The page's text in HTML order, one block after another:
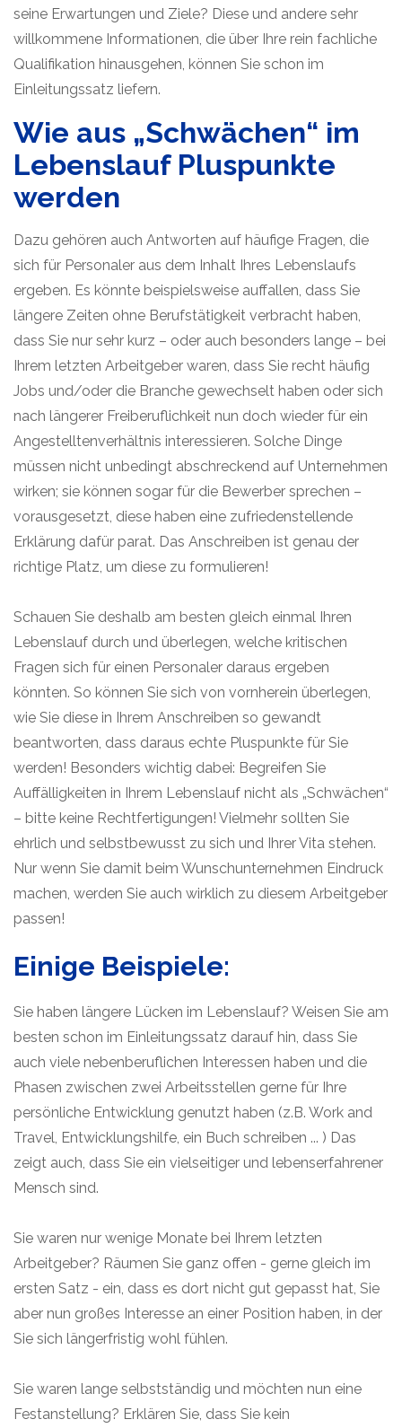
seine Erwartungen und Ziele? Diese und andere sehr
willkommene Informationen, die über Ihre rein fachliche
Qualifikation hinausgehen, können Sie schon im
Einleitungssatz liefern.
Wie aus „Schwächen“ im
Lebenslauf Pluspunkte
werden
Dazu gehören auch Antworten auf häufige Fragen, die
sich für Personaler aus dem Inhalt Ihres Lebenslaufs
ergeben. Es könnte beispielsweise auffallen, dass Sie
längere Zeiten ohne Berufstätigkeit verbracht haben,
dass Sie nur sehr kurz – oder auch besonders lange – bei
Ihrem letzten Arbeitgeber waren, dass Sie recht häufig
Jobs und/oder die Branche gewechselt haben oder sich
nach längerer Freiberuflichkeit nun doch wieder für ein
Angestelltenverhältnis interessieren. Solche Dinge
müssen nicht unbedingt abschreckend auf Unternehmen
wirken; sie können sogar für die Bewerber sprechen –
vorausgesetzt, diese haben eine zufriedenstellende
Erklärung dafür parat. Das Anschreiben ist genau der
richtige Platz, um diese zu formulieren!
Schauen Sie deshalb am besten gleich einmal Ihren
Lebenslauf durch und überlegen, welche kritischen
Fragen sich für einen Personaler daraus ergeben
könnten. So können Sie sich von vornherein überlegen,
wie Sie diese in Ihrem Anschreiben so gewandt
beantworten, dass daraus echte Pluspunkte für Sie
werden! Besonders wichtig dabei: Begreifen Sie
Auffälligkeiten in Ihrem Lebenslauf nicht als „Schwächen“
– bitte keine Rechtfertigungen! Vielmehr sollten Sie
ehrlich und selbstbewusst zu sich und Ihrer Vita stehen.
Nur wenn Sie damit beim Wunschunternehmen Eindruck
machen, werden Sie auch wirklich zu diesem Arbeitgeber
passen!
Einige Beispiele:
Sie haben längere Lücken im Lebenslauf? Weisen Sie am
besten schon im Einleitungssatz darauf hin, dass Sie
auch viele nebenberuflichen Interessen haben und die
Phasen zwischen zwei Arbeitsstellen gerne für Ihre
persönliche Entwicklung genutzt haben (z.B. Work and
Travel, Entwicklungshilfe, ein Buch schreiben ... ) Das
zeigt auch, dass Sie ein vielseitiger und lebenserfahrener
Mensch sind.
Sie waren nur wenige Monate bei Ihrem letzten
Arbeitgeber? Räumen Sie ganz offen - gerne gleich im
ersten Satz - ein, dass es dort nicht gut gepasst hat, Sie
aber nun großes Interesse an einer Position haben, in der
Sie sich längerfristig wohl fühlen.
Sie waren lange selbstständig und möchten nun eine
Festanstellung? Erklären Sie, dass Sie kein